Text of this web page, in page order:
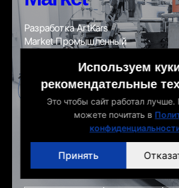
Разработка ArtKars
Market Промышленный
Используем
рекомендательные
Это чтобы сайт работал
можете почитать в
Принять